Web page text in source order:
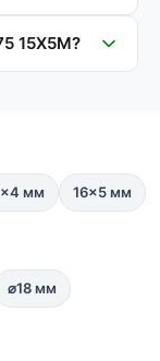
15Х5М?
мм 16×5 мм
⌀18 мм